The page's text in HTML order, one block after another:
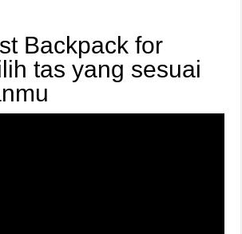
Backpack for
tas yang sesuai